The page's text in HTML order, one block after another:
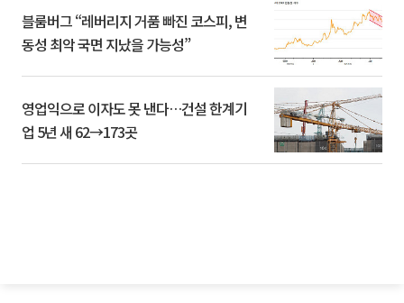
블룸버그 “레버리지 거품 빠진 코스피, 변
동성 최악 국면 지났을 가능성”
영업익으로 이자도 못 낸다…건설 한계기
업 5년 새 62→173곳